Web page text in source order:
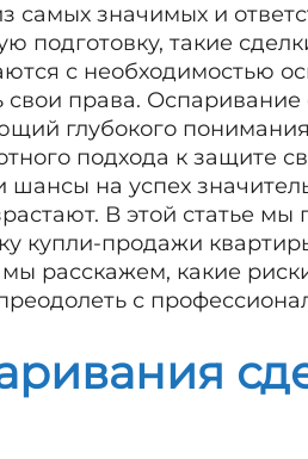
значимых и
подготовку, такие
с необходимостью
права.
глубокого понимания
подхода к защите
на успех
В этой статье
купли-продажи
расскажем, какие
с